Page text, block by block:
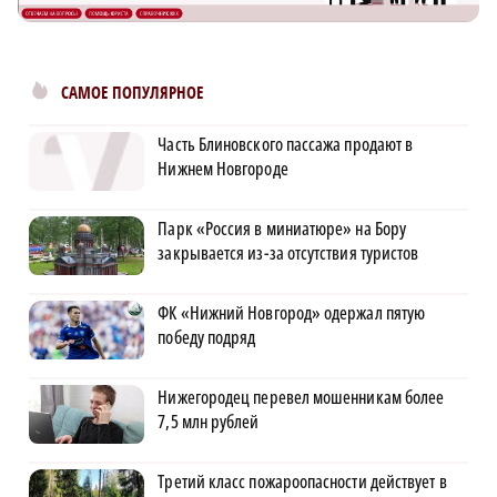
САМОЕ ПОПУЛЯРНОЕ
Часть Блиновского пассажа продают в
Нижнем Новгороде
Парк «Россия в миниатюре» на Бору
закрывается из-за отсутствия туристов
ФК «Нижний Новгород» одержал пятую
победу подряд
Нижегородец перевел мошенникам более
7,5 млн рублей
Третий класс пожароопасности действует в